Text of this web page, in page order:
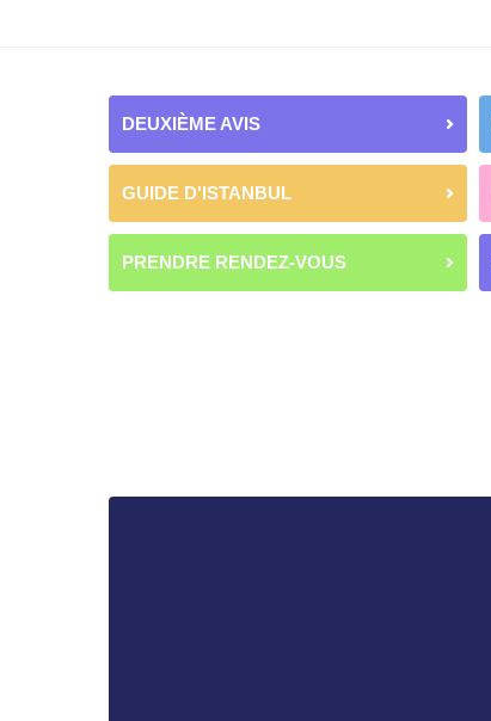
DEUXIÈME AVIS
GUIDE D'ISTANBUL
PRENDRE RENDEZ-VOUS